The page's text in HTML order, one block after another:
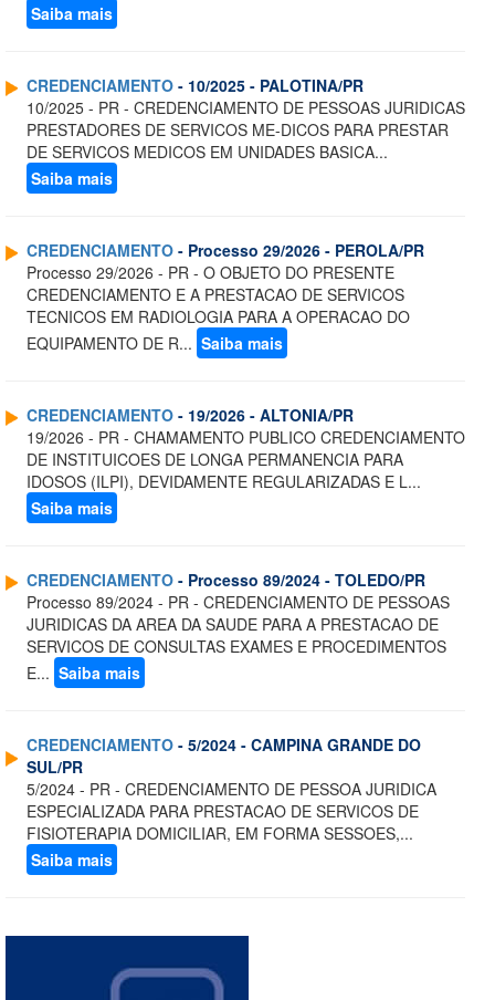
Saiba mais
CREDENCIAMENTO - 10/2025 - PALOTINA/PR
10/2025 - PR - CREDENCIAMENTO DE PESSOAS JURIDICAS
PRESTADORES DE SERVICOS ME-DICOS PARA PRESTAR
DE SERVICOS MEDICOS EM UNIDADES BASICA...
Saiba mais
CREDENCIAMENTO - Processo 29/2026 - PEROLA/PR
Processo 29/2026 - PR - O OBJETO DO PRESENTE
CREDENCIAMENTO E A PRESTACAO DE SERVICOS
TECNICOS EM RADIOLOGIA PARA A OPERACAO DO
EQUIPAMENTO DE R... Saiba mais
CREDENCIAMENTO - 19/2026 - ALTONIA/PR
19/2026 - PR - CHAMAMENTO PUBLICO CREDENCIAMENTO
DE INSTITUICOES DE LONGA PERMANENCIA PARA
IDOSOS (ILPI), DEVIDAMENTE REGULARIZADAS E L...
Saiba mais
CREDENCIAMENTO - Processo 89/2024 - TOLEDO/PR
Processo 89/2024 - PR - CREDENCIAMENTO DE PESSOAS
JURIDICAS DA AREA DA SAUDE PARA A PRESTACAO DE
SERVICOS DE CONSULTAS EXAMES E PROCEDIMENTOS
E... Saiba mais
CREDENCIAMENTO - 5/2024 - CAMPINA GRANDE DO
SUL/PR
5/2024 - PR - CREDENCIAMENTO DE PESSOA JURIDICA
ESPECIALIZADA PARA PRESTACAO DE SERVICOS DE
FISIOTERAPIA DOMICILIAR, EM FORMA SESSOES,...
Saiba mais